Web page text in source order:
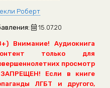
Роберт
15.07.20
Внимание! Аудиокнига
только для
просмотр
ЗАПРЕЩЕН! Если в книге
ЛГБТ и другого,